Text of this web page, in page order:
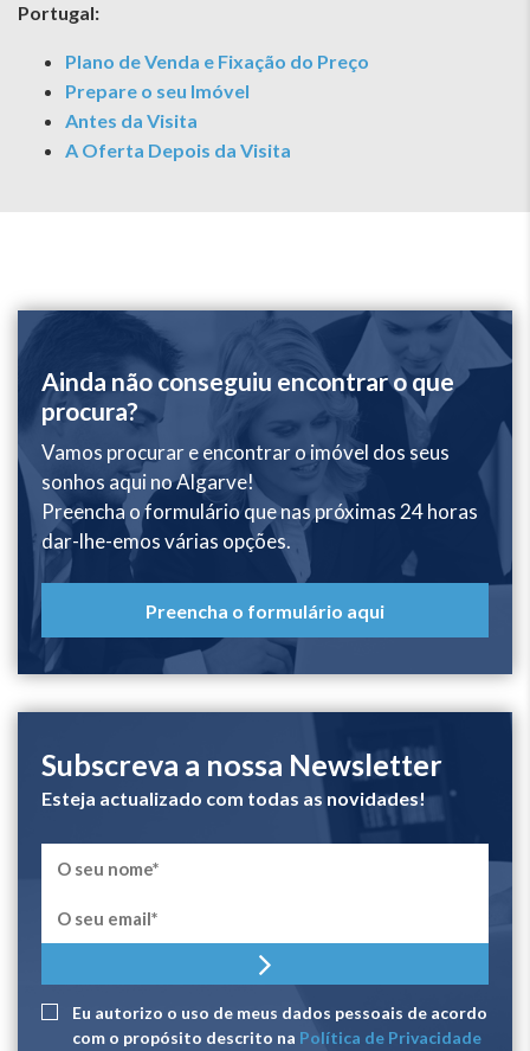
Portugal:
Plano de Venda e Fixação do Preço
Prepare o seu Imóvel
Antes da Visita
A Oferta Depois da Visita
Ainda não conseguiu encontrar o que
procura?
Vamos procurar e encontrar o imóvel dos seus
sonhos aqui no Algarve!
Preencha o formulário que nas próximas 24 horas
dar-lhe-emos várias opções.
Preencha o formulário aqui
Subscreva a nossa Newsletter
Esteja actualizado com todas as novidades!
Eu autorizo ​​o uso de meus dados pessoais de acordo
com o propósito descrito na Política de Privacidade